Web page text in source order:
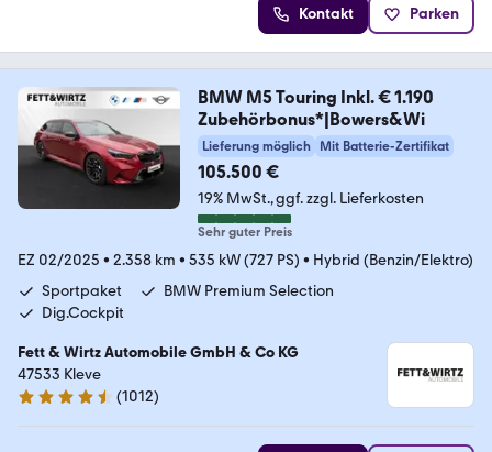
Kontakt Parken
BMW M5 Touring Inkl. € 1.190
Zubehörbonus*|Bowers&Wi
Lieferung möglich Mit Batterie-Zertifikat
105.500 €
19% MwSt. ggf. zzgl. Lieferkosten
Sehr guter Preis
EZ 02/2025 • 2.358 km • 535 kW (727 PS) • Hybrid (Benzin/Elektro)
Sportpaket
BMW Premium Selection
Dig.Cockpit
Fett & Wirtz Automobile GmbH & Co KG
47533 Kleve
4.6 Sterne
(1012)